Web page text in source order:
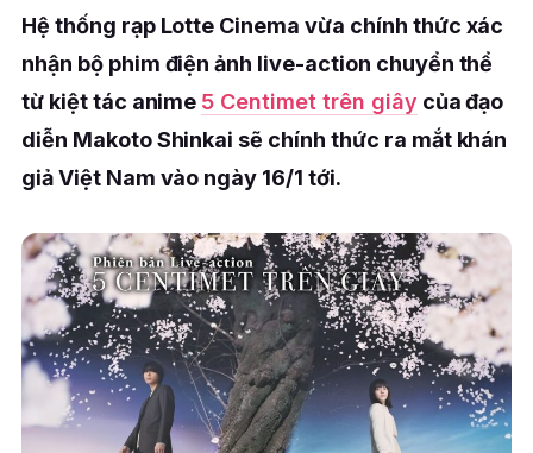
Hệ thống rạp Lotte Cinema vừa chính thức xác
nhận bộ phim điện ảnh live-action chuyển thể
từ kiệt tác anime 5 Centimet trên giây của đạo
diễn Makoto Shinkai sẽ chính thức ra mắt khán
giả Việt Nam vào ngày 16/1 tới.